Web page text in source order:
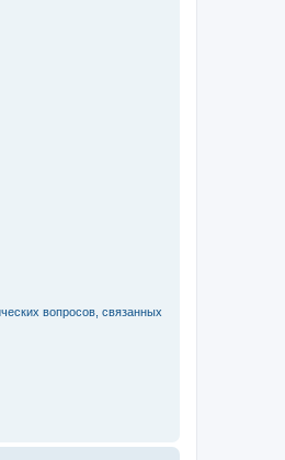
вопросов, связанных